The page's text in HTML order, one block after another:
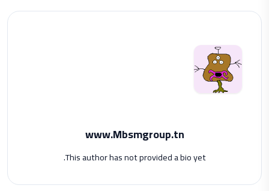
www.Mbsmgroup.tn
This author has not provided a bio yet.